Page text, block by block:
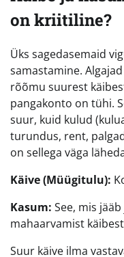
on kriitiline?
Üks sagedasemaid
samastamine.
rõõmu suurest
pangakonto on tühi.
suur, kuid kulud
turundus, rent,
on sellega väga
Käive (Müügitulu):
Kasum: See, mis
mahaarvamist
Suur käive ilma